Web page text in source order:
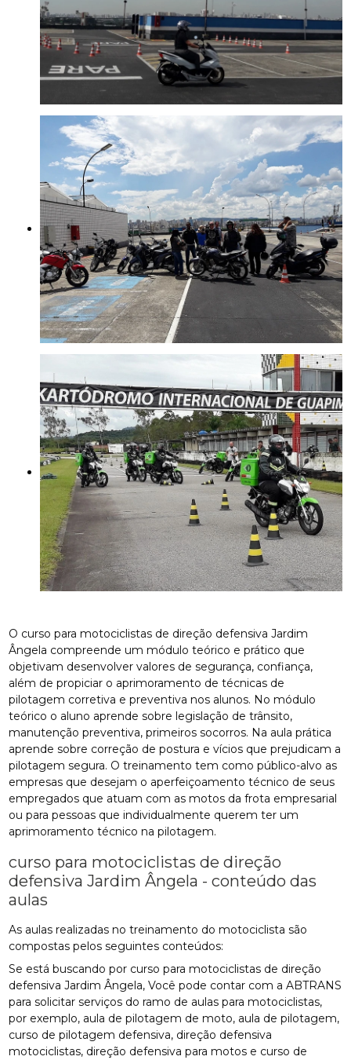
O curso para motociclistas de direção defensiva Jardim
Ângela compreende um módulo teórico e prático que
objetivam desenvolver valores de segurança, confiança,
além de propiciar o aprimoramento de técnicas de
pilotagem corretiva e preventiva nos alunos. No módulo
teórico o aluno aprende sobre legislação de trânsito,
manutenção preventiva, primeiros socorros. Na aula prática
aprende sobre correção de postura e vícios que prejudicam a
pilotagem segura. O treinamento tem como público-alvo as
empresas que desejam o aperfeiçoamento técnico de seus
empregados que atuam com as motos da frota empresarial
ou para pessoas que individualmente querem ter um
aprimoramento técnico na pilotagem.
curso para motociclistas de direção
defensiva Jardim Ângela - conteúdo das
aulas
As aulas realizadas no treinamento do motociclista são
compostas pelos seguintes conteúdos:
Se está buscando por curso para motociclistas de direção
defensiva Jardim Ângela, Você pode contar com a ABTRANS
para solicitar serviços do ramo de aulas para motociclistas,
por exemplo, aula de pilotagem de moto, aula de pilotagem,
curso de pilotagem defensiva, direção defensiva
motociclistas, direção defensiva para motos e curso de